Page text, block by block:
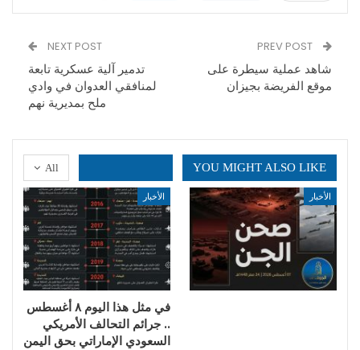
شاهد عملية سيطرة على
موقع الفريضة بجيزان
NEXT POST
تدمير آلية عسكرية تابعة
لمنافقي العدوان في وادي
ملح بمديرية نهم
All YOU MIGHT ALSO LIKE
الأخبار الأخبار
في مثل هذا اليوم ٨ أغسطس
.. جرائم التحالف الأمريكي
السعودي الإماراتي بحق اليمن